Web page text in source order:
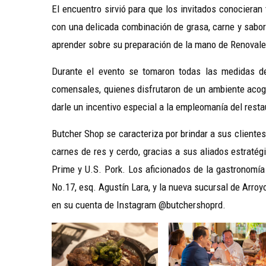
El encuentro sirvió para que los invitados
con una delicada combinación de grasa, carne y
aprender sobre su preparación de la mano de
Durante el evento se tomaron todas las medidas
comensales, quienes disfrutaron de un ambiente
darle un incentivo especial a la empleomanía del
Butcher Shop se caracteriza por brindar a sus
carnes de res y cerdo, gracias a sus aliados
Prime y U.S. Pork. Los aficionados de la
No.17, esq. Agustín Lara, y la nueva sucursal de
en su cuenta de Instagram @butchershoprd.